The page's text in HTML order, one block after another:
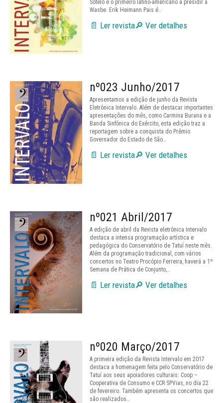
Sotelo é o primeiro latino-americano a presidir a
Wasbe. Erik Heimann Pais é…
📄 Ler revista🔎 Ver detalhes
nº023 Junho/2017
Apresentamos a edição de junho da Revista
Eletrônica Intervalo. Além de destacar importantes
apresentações do mês, como Carmina Burana e a
Banda Sinfônica do Exército, esta edição traz a
reportagem sobre a conquista do Prêmio
Governador do Estado de São…
📄 Ler revista🔎 Ver detalhes
nº021 Abril/2017
A edição de abril da Revista eletrônica Intervalo
destaca a intensa programação artística e
pedagógica do Conservatório de Tatuí neste mês.
Além da programação tradicional, com vários
concertos no Teatro Procópio Ferreira, haverá a 1º
Semana de Prática de Conjunto,…
📄 Ler revista🔎 Ver detalhes
nº020 Março/2017
A primeira edição da Revista Intervalo em 2017
destaca a homenagem feita pelo Conservatório de
Tatuí aos seus apoiadores culturais: Coop –
Cooperativa de Consumo e CCR SPVias, no dia 22
de fevereiro. Também apresenta os concertos que
são realizados…